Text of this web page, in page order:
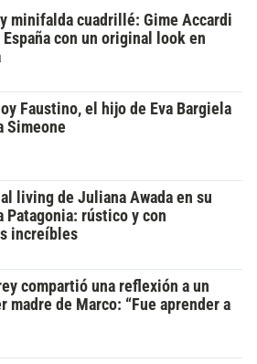
minifalda cuadrillé: Gime Accardi
con un original look en
Faustino, el hijo de Eva Bargiela
Simeone
living de Juliana Awada en su
Patagonia: rústico y con
increíbles
compartió una reflexión a un
madre de Marco: “Fue aprender a